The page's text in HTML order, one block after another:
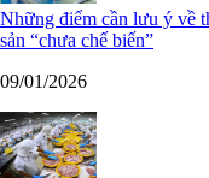
Những điểm cần lưu ý về
sản “chưa chế biến”
09/01/2026